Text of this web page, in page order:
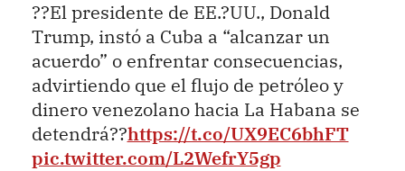
??El presidente de EE.?UU., Donald
Trump, instó a Cuba a “alcanzar un
acuerdo” o enfrentar consecuencias,
advirtiendo que el flujo de petróleo y
dinero venezolano hacia La Habana se
detendrá??https://t.co/UX9EC6bhFT
pic.twitter.com/L2WefrY5gp